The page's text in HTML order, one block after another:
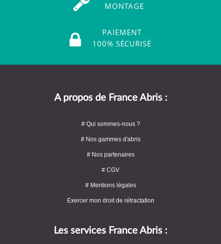
MONTAGE
PAIEMENT
100% SÉCURISÉ
A propos de France Abris :
# Qui sommes-nous ?
# Nos gammes d'abris
# Nos partenaires
# CGV
# Mentions légales
Exercer mon droit de rétractation
Les services France Abris :